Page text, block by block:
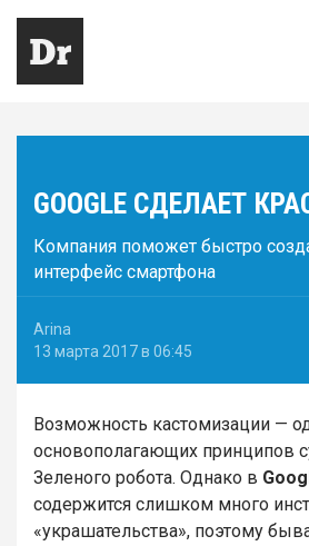
GOOGLE СДЕЛАЕТ
Компания поможет быстро
интерфейс смартфона
Arina
13 марта 2017 в 06:45
Возможность кастомизации —
основополагающих принципов
Зеленого робота. Однако в
содержится слишком много
«украшательства», поэтому